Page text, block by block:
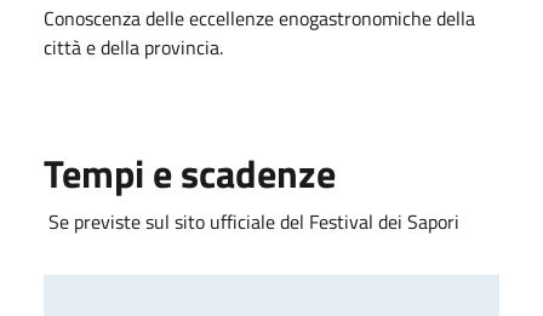
Conoscenza delle eccellenze enogastronomiche della
città e della provincia.
Tempi e scadenze
Se previste sul sito ufficiale del Festival dei Sapori